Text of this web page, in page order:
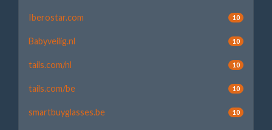
Iberostar.com 10
Babyveilig.nl 10
tails.com/nl 10
tails.com/be 10
smartbuyglasses.be 10